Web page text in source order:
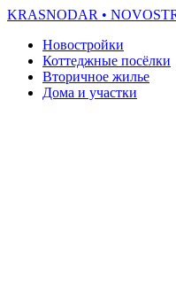
KRASNODAR •
Новостройки
Коттеджные посёлки
Вторичное жилье
Дома и участки